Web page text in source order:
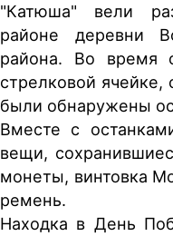
"Катюша" вели
районе деревни
района. Во время
стрелковой
были обнаружены
Вместе с
вещи,
монеты, винтовка
ремень.
Находка в День